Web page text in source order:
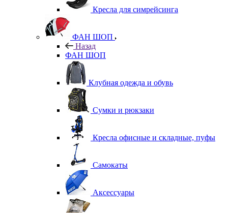
Кресла для симрейсинга
ФАН ШОП
Назад
ФАН ШОП
Клубная одежда и обувь
Сумки и рюкзаки
Кресла офисные и складные, пуфы
Самокаты
Аксессуары